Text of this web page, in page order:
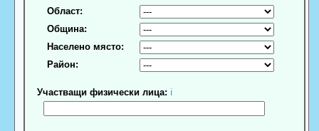
Област:
Община:
Населено място:
Район:
Участващи физически лица: ℹ